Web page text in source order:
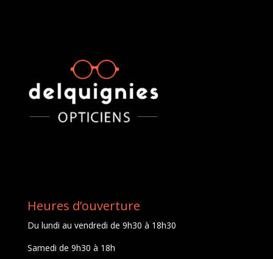
Heures d’ouverture
Du lundi au vendredi de 9h30 à 18h30
Samedi de 9h30 à 18h